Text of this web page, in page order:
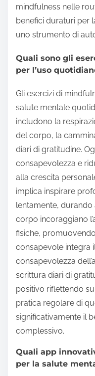
mindfulness nelle
benefici duraturi per
uno strumento di
Quali sono gli
per l’uso
Gli esercizi di
salute mentale
includono la
del corpo, la
diari di gratitudine.
consapevolezza e
alla crescita
implica inspirare
lentamente, durando
corpo incoraggiano
fisiche,
consapevole integra
consapevolezza
scrittura diari di
positivo riflettendo
pratica regolare di
significativamente il
complessivo.
Quali app
per la salute